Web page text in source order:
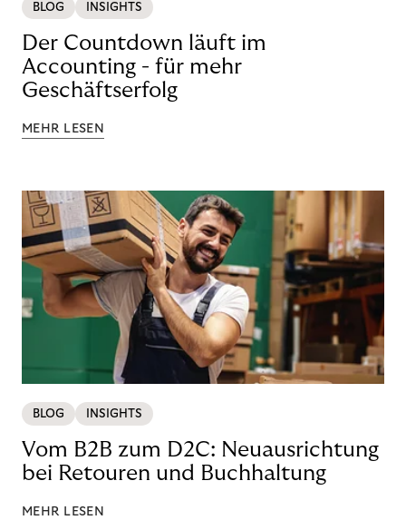
BLOG INSIGHTS
Der Countdown läuft im
Accounting - für mehr
Geschäftserfolg
MEHR LESEN
BLOG INSIGHTS
Vom B2B zum D2C: Neuausrichtung
bei Retouren und Buchhaltung
MEHR LESEN